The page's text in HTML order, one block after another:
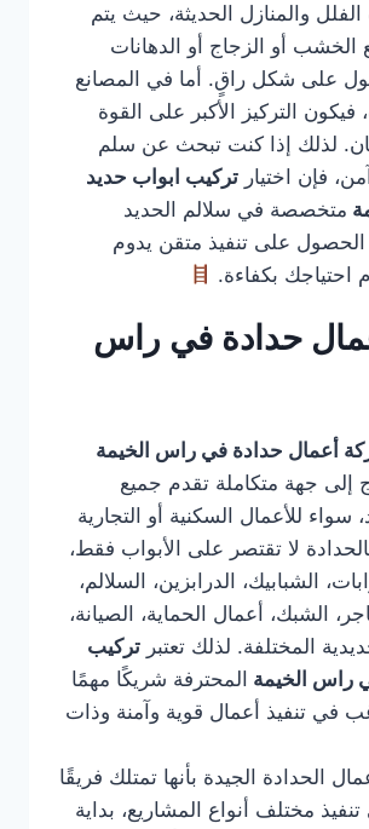
والمنازل الحديثة، حيث يتم
الخشب أو الزجاج أو الدهانات
على شكل راقٍ. أما في المصانع
التركيز الأكبر على القوة
لذلك إذا كنت تبحث عن سلم
فإن اختيار تركيب ابواب حديد
متخصصة في سلالم الحديد
على تنفيذ متقن يدوم
احتياجك بكفاءة.
حدادة في راس
أعمال حدادة في راس الخيمة
إلى جهة متكاملة تقدم جميع
سواء للأعمال السكنية أو التجارية
لا تقتصر على الأبواب فقط،
الشبابيك، الدرابزين، السلالم،
الشبك، أعمال الحماية، الصيانة،
المختلفة. لذلك تعتبر تركيب
راس الخيمة المحترفة شريكًا مهمًا
في تنفيذ أعمال قوية وآمنة وذات
الحدادة الجيدة بأنها تمتلك فريقًا
تنفيذ مختلف أنواع المشاريع، بداية